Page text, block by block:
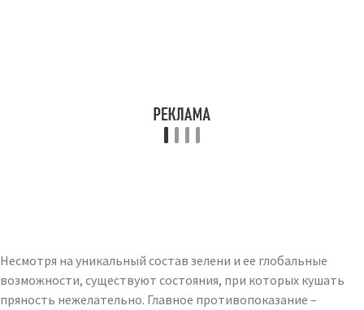
Несмотря на уникальный состав зелени и ее глобальные
возможности, существуют состояния, при которых кушать
пряность нежелательно. Главное противопоказание –